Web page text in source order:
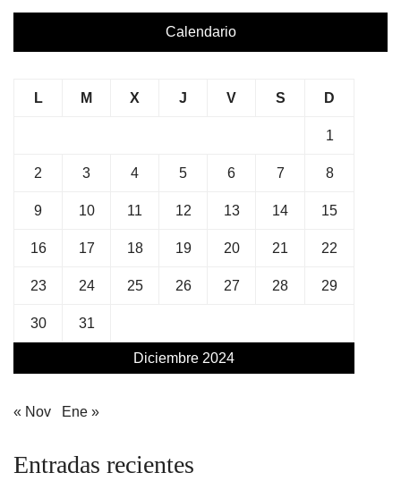
Calendario
Diciembre 2024
L M X J V S D
1
2 3 4 5 6 7 8
9 10 11 12 13 14 15
16 17 18 19 20 21 22
23 24 25 26 27 28 29
30 31
« Nov Ene »
Entradas recientes